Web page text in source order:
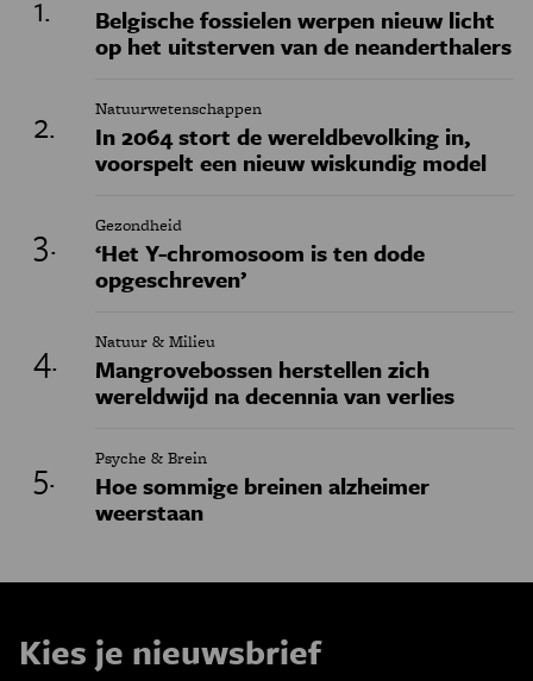
Belgische fossielen werpen nieuw licht
op het uitsterven van de neanderthalers
Natuurwetenschappen
In 2064 stort de wereldbevolking in,
voorspelt een nieuw wiskundig model
Gezondheid
‘Het Y-chromosoom is ten dode
opgeschreven’
Natuur & Milieu
Mangrovebossen herstellen zich
wereldwijd na decennia van verlies
Psyche & Brein
Hoe sommige breinen alzheimer
weerstaan
Kies je nieuwsbrief